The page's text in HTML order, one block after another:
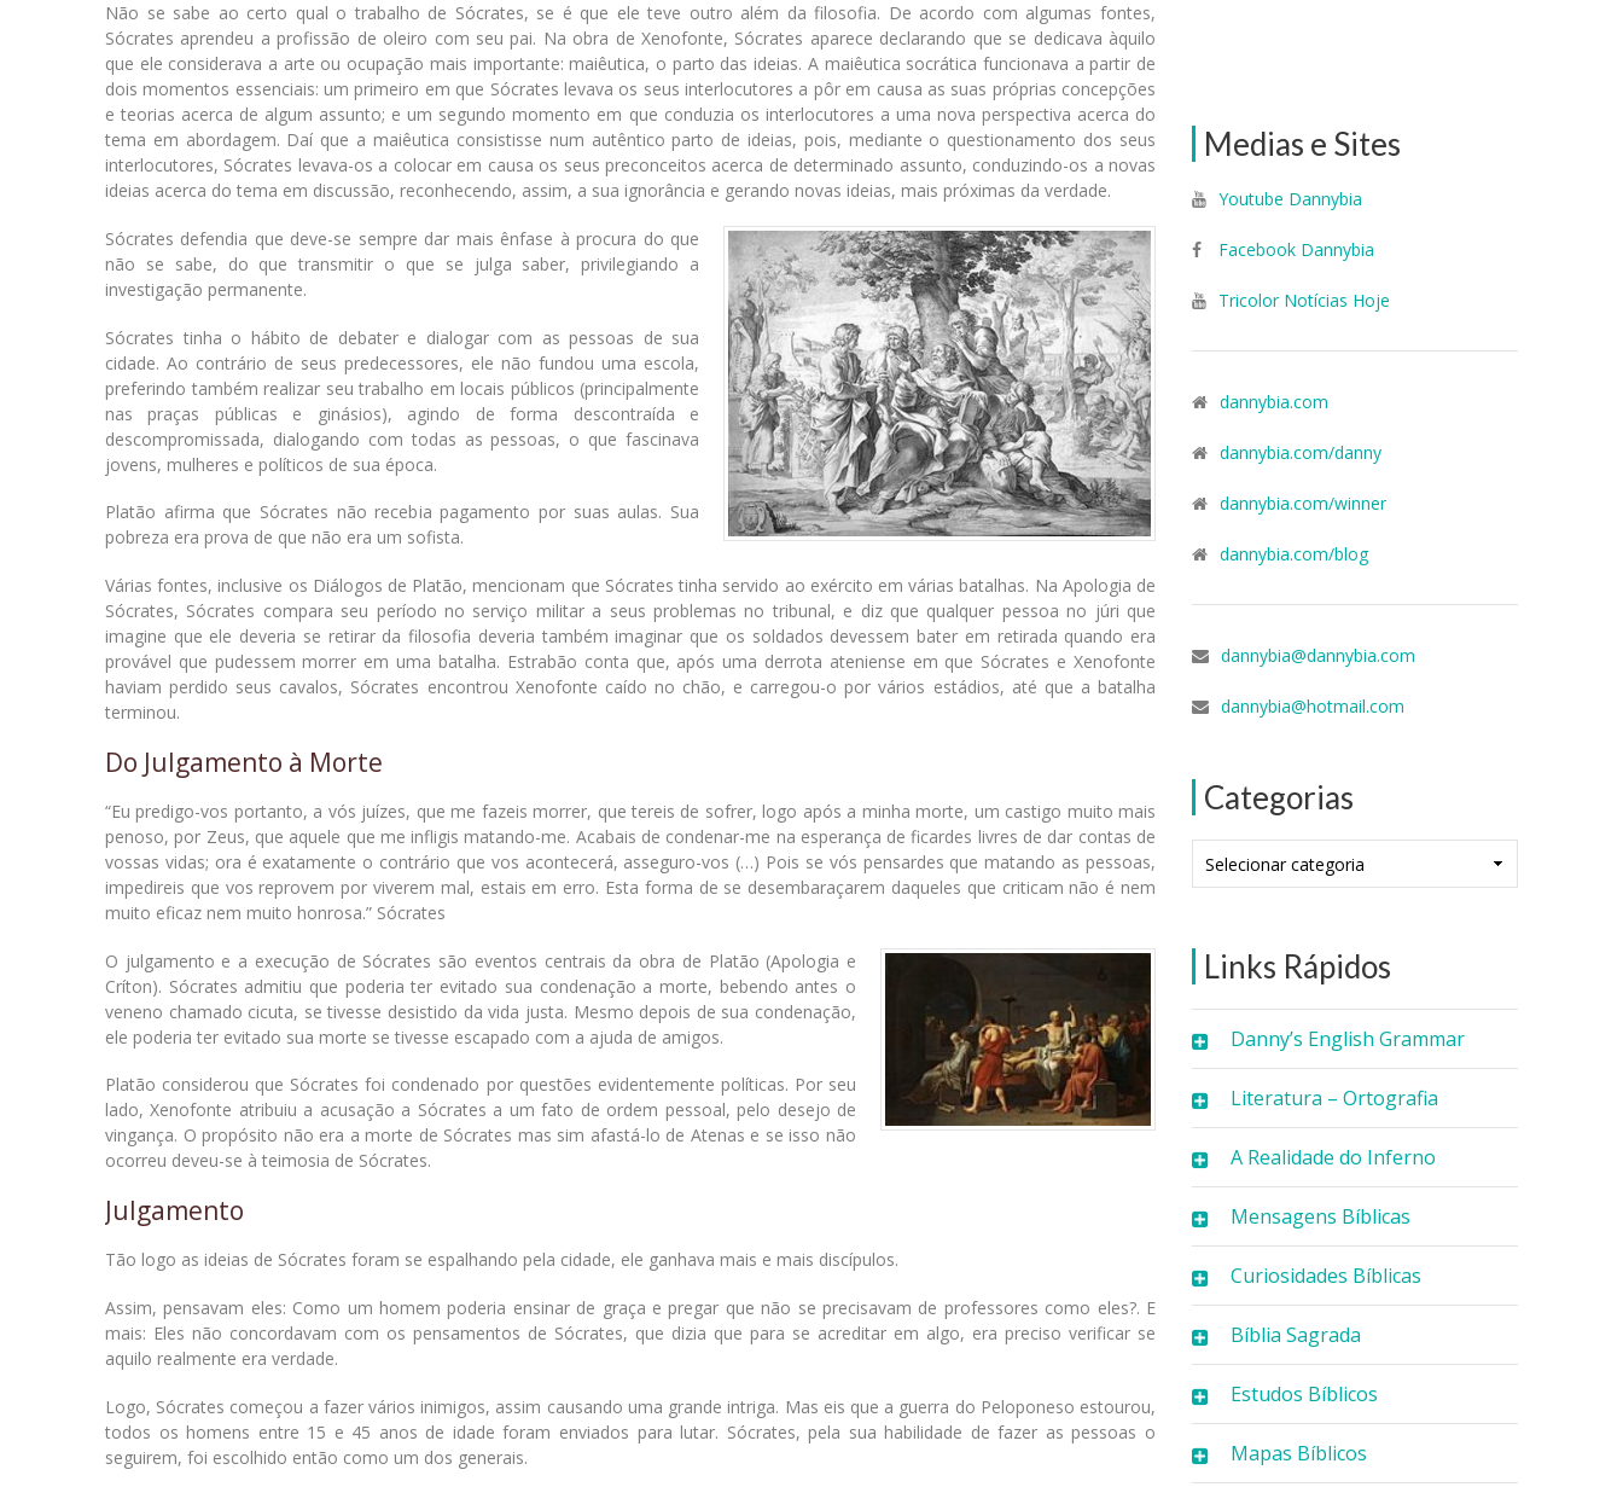
Medias e Sites
Youtube Dannybia
Facebook Dannybia
Tricolor Notícias Hoje
dannybia.com
dannybia.com/danny
dannybia.com/winner
dannybia.com/blog
dannybia@dannybia.com
dannybia@hotmail.com
Categorias
Links Rápidos
Danny’s English Grammar
Literatura – Ortografia
A Realidade do Inferno
Mensagens Bíblicas
Curiosidades Bíblicas
Bíblia Sagrada
Estudos Bíblicos
Mapas Bíblicos
Não se sabe ao certo qual o trabalho de Sócrates, se é que ele teve outro além da filosofia. De acordo com algumas fontes,
Sócrates aprendeu a profissão de oleiro com seu pai. Na obra de Xenofonte, Sócrates aparece declarando que se dedicava àquilo
que ele considerava a arte ou ocupação mais importante: maiêutica, o parto das ideias. A maiêutica socrática funcionava a partir de
dois momentos essenciais: um primeiro em que Sócrates levava os seus interlocutores a pôr em causa as suas próprias concepções
e teorias acerca de algum assunto; e um segundo momento em que conduzia os interlocutores a uma nova perspectiva acerca do
tema em abordagem. Daí que a maiêutica consistisse num autêntico parto de ideias, pois, mediante o questionamento dos seus
interlocutores, Sócrates levava-os a colocar em causa os seus preconceitos acerca de determinado assunto, conduzindo-os a novas
ideias acerca do tema em discussão, reconhecendo, assim, a sua ignorância e gerando novas ideias, mais próximas da verdade.
Sócrates defendia que deve-se sempre dar mais ênfase à procura do que
não se sabe, do que transmitir o que se julga saber, privilegiando a
investigação permanente.
Sócrates tinha o hábito de debater e dialogar com as pessoas de sua
cidade. Ao contrário de seus predecessores, ele não fundou uma escola,
preferindo também realizar seu trabalho em locais públicos (principalmente
nas praças públicas e ginásios), agindo de forma descontraída e
descompromissada, dialogando com todas as pessoas, o que fascinava
jovens, mulheres e políticos de sua época.
Platão afirma que Sócrates não recebia pagamento por suas aulas. Sua
pobreza era prova de que não era um sofista.
Várias fontes, inclusive os Diálogos de Platão, mencionam que Sócrates tinha servido ao exército em várias batalhas. Na Apologia de
Sócrates, Sócrates compara seu período no serviço militar a seus problemas no tribunal, e diz que qualquer pessoa no júri que
imagine que ele deveria se retirar da filosofia deveria também imaginar que os soldados devessem bater em retirada quando era
provável que pudessem morrer em uma batalha. Estrabão conta que, após uma derrota ateniense em que Sócrates e Xenofonte
haviam perdido seus cavalos, Sócrates encontrou Xenofonte caído no chão, e carregou-o por vários estádios, até que a batalha
terminou.
Do Julgamento à Morte
“Eu predigo-vos portanto, a vós juízes, que me fazeis morrer, que tereis de sofrer, logo após a minha morte, um castigo muito mais
penoso, por Zeus, que aquele que me infligis matando-me. Acabais de condenar-me na esperança de ficardes livres de dar contas de
vossas vidas; ora é exatamente o contrário que vos acontecerá, asseguro-vos (…) Pois se vós pensardes que matando as pessoas,
impedireis que vos reprovem por viverem mal, estais em erro. Esta forma de se desembaraçarem daqueles que criticam não é nem
muito eficaz nem muito honrosa.” Sócrates
O julgamento e a execução de Sócrates são eventos centrais da obra de Platão (Apologia e
Críton). Sócrates admitiu que poderia ter evitado sua condenação a morte, bebendo antes o
veneno chamado cicuta, se tivesse desistido da vida justa. Mesmo depois de sua condenação,
ele poderia ter evitado sua morte se tivesse escapado com a ajuda de amigos.
Platão considerou que Sócrates foi condenado por questões evidentemente políticas. Por seu
lado, Xenofonte atribuiu a acusação a Sócrates a um fato de ordem pessoal, pelo desejo de
vingança. O propósito não era a morte de Sócrates mas sim afastá-lo de Atenas e se isso não
ocorreu deveu-se à teimosia de Sócrates.
Julgamento
Tão logo as ideias de Sócrates foram se espalhando pela cidade, ele ganhava mais e mais discípulos.
Assim, pensavam eles: Como um homem poderia ensinar de graça e pregar que não se precisavam de professores como eles?. E
mais: Eles não concordavam com os pensamentos de Sócrates, que dizia que para se acreditar em algo, era preciso verificar se
aquilo realmente era verdade.
Logo, Sócrates começou a fazer vários inimigos, assim causando uma grande intriga. Mas eis que a guerra do Peloponeso estourou,
todos os homens entre 15 e 45 anos de idade foram enviados para lutar. Sócrates, pela sua habilidade de fazer as pessoas o
seguirem, foi escolhido então como um dos generais.